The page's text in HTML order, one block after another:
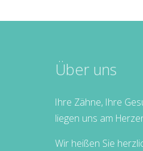
Über uns
Ihre Zähne, Ihre
liegen uns am
Wir heißen Sie